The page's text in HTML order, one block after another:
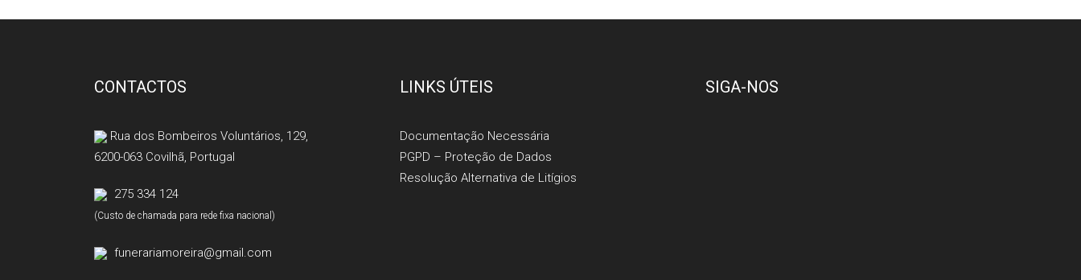
CONTACTOS
Rua dos Bombeiros Voluntários, 129,
6200-063 Covilhã, Portugal
275 334 124
(Custo de chamada para rede fixa nacional)
funerariamoreira@gmail.com
LINKS ÚTEIS
Documentação Necessária
PGPD – Proteção de Dados
Resolução Alternativa de Litígios
SIGA-NOS